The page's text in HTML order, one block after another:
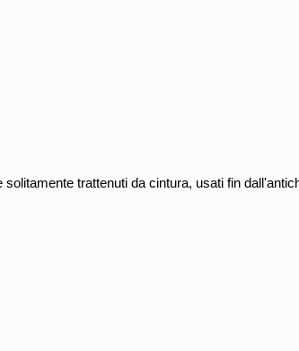
trattenuti da cintura, usati fin